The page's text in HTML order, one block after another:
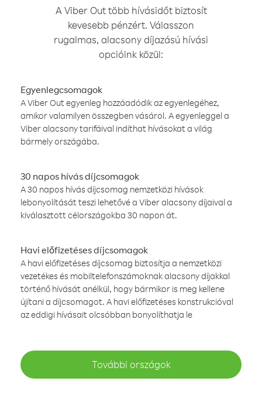
A Viber Out több hívásidőt biztosít
kevesebb pénzért. Válasszon
rugalmas, alacsony díjazású hívási
opcióink közül:
Egyenlegcsomagok
A Viber Out egyenleg hozzáadódik az egyenlegéhez,
amikor valamilyen összegben vásárol. A egyenleggel a
Viber alacsony tarifáival indíthat hívásokat a világ
bármely országába.
30 napos hívás díjcsomagok
A 30 napos hívás díjcsomag nemzetközi hívások
lebonyolítását teszi lehetővé a Viber alacsony díjaival a
kiválasztott célországokba 30 napon át.
Havi előfizetéses díjcsomagok
A havi előfizetéses díjcsomag biztosítja a nemzetközi
vezetékes és mobiltelefonszámoknak alacsony díjakkal
történő hívását anélkül, hogy bármikor is meg kellene
újítani a díjcsomagot. A havi előfizetéses konstrukcióval
az eddigi hívásait olcsóbban bonyolíthatja le
További országok